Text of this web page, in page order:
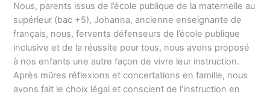
Nous, parents issus de l’école publique de la maternelle au
supérieur (bac +5), Johanna, ancienne enseignante de
français, nous, fervents défenseurs de l’école publique
inclusive et de la réussite pour tous, nous avons proposé
à nos enfants une autre façon de vivre leur instruction.
Après mûres réflexions et concertations en famille, nous
avons fait le choix légal et conscient de l’instruction en